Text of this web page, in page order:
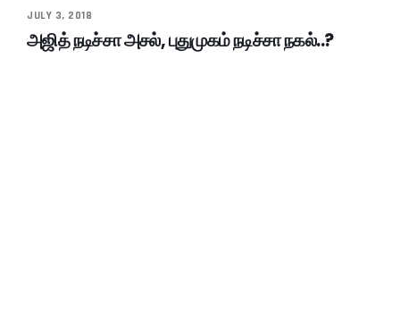
JULY 3, 2018
அஜித் நடிச்சா அசல், புதுமுகம் நடிச்சா நகல்..?